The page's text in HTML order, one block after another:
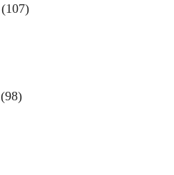
(107)
(98)